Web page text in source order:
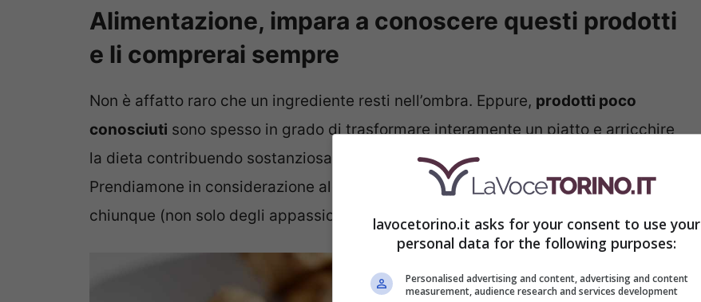
Alimentazione, impara a conoscere questi prodotti
e li comprerai sempre
Non è affatto raro che un ingrediente resti nell’ombra. Eppure, prodotti poco
conosciuti sono spesso in grado di trasformare interamente un piatto e arricchire
la dieta contribuendo sostanziosamente ad integrare tutto il necessario.
Prendiamone in considerazione alcuni, buonissimi e nutrienti, alla portata di
chiunque (non solo degli appassionati di cucina e ricette).lavocetorino.it asks for your consent to use your
personal data for the following purposes:
Personalised advertising and content, advertising and content
measurement, audience research and services development